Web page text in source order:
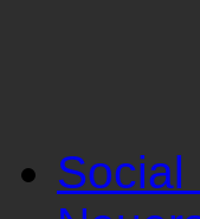
Social